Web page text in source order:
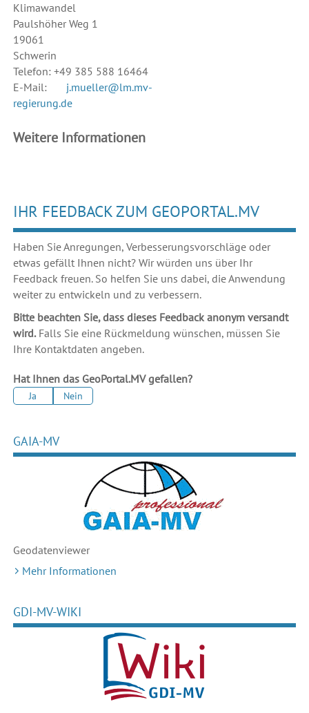
Klimawandel
Paulshöher Weg 1
19061
Schwerin
Telefon: +49 385 588 16464
E-Mail: j.mueller@lm.mv-
regierung.de
Weitere Informationen
IHR FEEDBACK ZUM GEOPORTAL.MV
Haben Sie Anregungen, Verbesserungsvorschläge oder
etwas gefällt Ihnen nicht? Wir würden uns über Ihr
Feedback freuen. So helfen Sie uns dabei, die Anwendung
weiter zu entwickeln und zu verbessern.
Bitte beachten Sie, dass dieses Feedback anonym versandt
wird.Falls Sie eine Rückmeldung wünschen, müssen Sie
Ihre Kontaktdaten angeben.
Hat Ihnen das GeoPortal.MV gefallen?
Ja Nein
GAIA-MV
Geodatenviewer
Mehr Informationen
GDI-MV-WIKI